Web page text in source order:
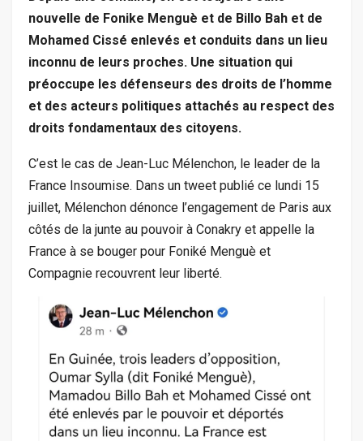
nouvelle de Fonike Menguè et de Billo Bah et de
Mohamed Cissé enlevés et conduits dans un lieu
inconnu de leurs proches. Une situation qui
préoccupe les défenseurs des droits de l’homme
et des acteurs politiques attachés au respect des
droits fondamentaux des citoyens.
C’est le cas de Jean-Luc Mélenchon, le leader de la
France Insoumise. Dans un tweet publié ce lundi 15
juillet, Mélenchon dénonce l’engagement de Paris aux
côtés de la junte au pouvoir à Conakry et appelle la
France à se bouger pour Foniké Menguè et
Compagnie recouvrent leur liberté.